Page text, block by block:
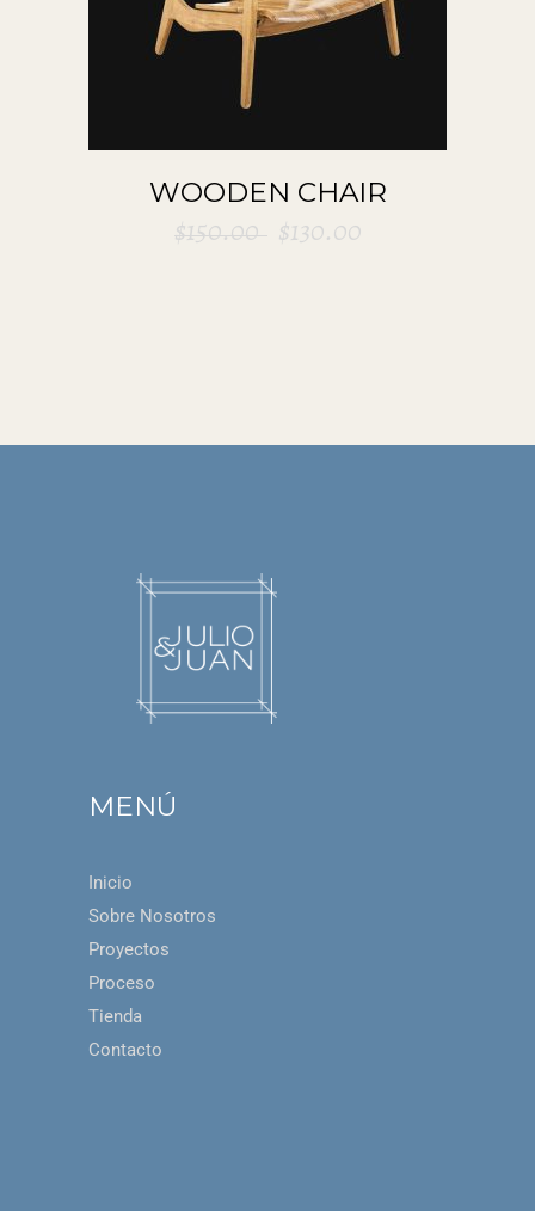
WOODEN CHAIR
$150.00 $130.00
MENÚ
Inicio
Sobre Nosotros
Proyectos
Proceso
Tienda
Contacto